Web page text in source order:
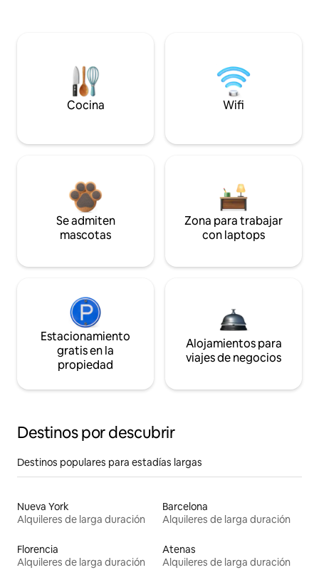
Cocina Wifi
Se admiten
mascotas
Zona para trabajar
con laptops
Estacionamiento
gratis en la
propiedad
Alojamientos para
viajes de negocios
Destinos por descubrir
Destinos populares para estadías largas
Nueva York
Alquileres de larga duración
Barcelona
Alquileres de larga duración
Florencia
Alquileres de larga duración
Atenas
Alquileres de larga duración